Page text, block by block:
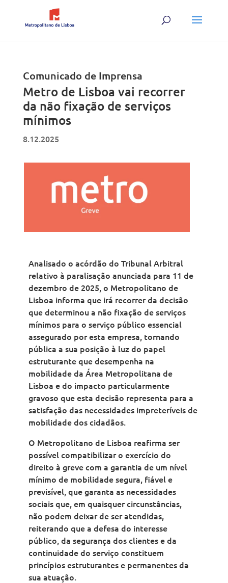
content
Comunicado de Imprensa
Metro de Lisboa vai recorrer
da não fixação de serviços
mínimos
8.12.2025
Analisado o acórdão do Tribunal Arbitral
relativo à paralisação anunciada para 11 de
dezembro de 2025, o Metropolitano de
Lisboa informa que irá recorrer da decisão
que determinou a não fixação de serviços
mínimos para o serviço público essencial
assegurado por esta empresa, tornando
pública a sua posição à luz do papel
estruturante que desempenha na
mobilidade da Área Metropolitana de
Lisboa e do impacto particularmente
gravoso que esta decisão representa para a
satisfação das necessidades impreteríveis de
mobilidade dos cidadãos.
O Metropolitano de Lisboa reafirma ser
possível compatibilizar o exercício do
direito à greve com a garantia de um nível
mínimo de mobilidade segura, fiável e
previsível, que garanta as necessidades
sociais que, em quaisquer circunstâncias,
não podem deixar de ser atendidas,
reiterando que a defesa do interesse
público, da segurança dos clientes e da
continuidade do serviço constituem
princípios estruturantes e permanentes da
sua atuação.